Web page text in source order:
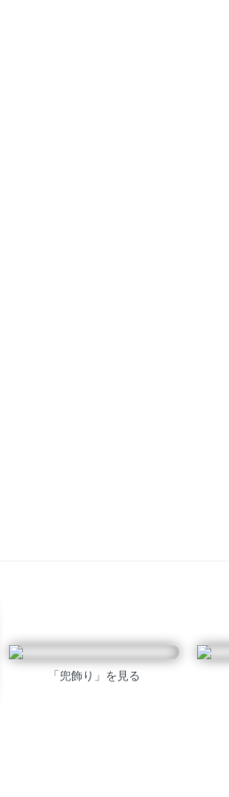
「兜飾り」を見る